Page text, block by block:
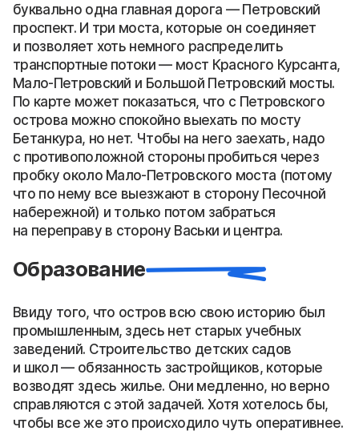
буквально одна главная дорога — Петровский
проспект. И три моста, которые он соединяет
и позволяет хоть немного распределить
транспортные потоки — мост Красного Курсанта,
Мало-Петровский и Большой Петровский мосты.
По карте может показаться, что с Петровского
острова можно спокойно выехать по мосту
Бетанкура, но нет. Чтобы на него заехать, надо
с противоположной стороны пробиться через
пробку около Мало-Петровского моста (потому
что по нему все выезжают в сторону Песочной
набережной) и только потом забраться
на переправу в сторону Васьки и центра.
Образование
Ввиду того, что остров всю свою историю был
промышленным, здесь нет старых учебных
заведений. Строительство детских садов
и школ — обязанность застройщиков, которые
возводят здесь жилье. Они медленно, но верно
справляются с этой задачей. Хотя хотелось бы,
чтобы все же это происходило чуть оперативнее.